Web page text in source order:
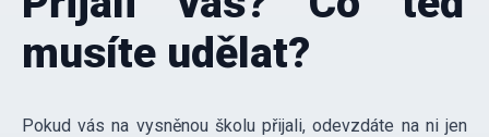
musíte udělat?
Pokud vás na vysněnou školu přijali, odevzdáte na ni jen